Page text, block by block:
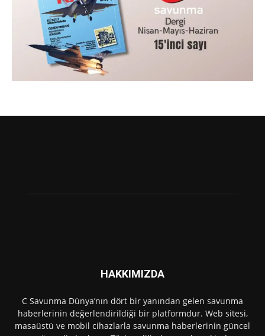
HAKKIMIZDA
C Savunma Dünya’nın dört bir yanından gelen savunma
haberlerinin değerlendirildiği bir platformdur. Web sitesi,
masaüstü ve mobil cihazlarla savunma haberlerinin güncel